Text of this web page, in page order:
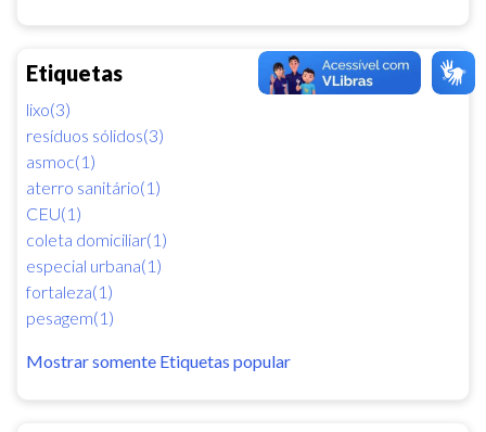
Etiquetas
lixo(3)
resíduos sólidos(3)
asmoc(1)
aterro sanitário(1)
CEU(1)
coleta domiciliar(1)
especial urbana(1)
fortaleza(1)
pesagem(1)
Mostrar somente Etiquetas popular